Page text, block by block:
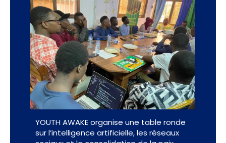
YOUTH AWAKE organise une table ronde
sur l’intelligence artificielle, les réseaux